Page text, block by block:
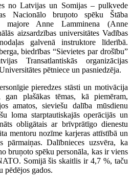
no Latvijas un Somijas – pulkvede
Nacionālo bruņoto spēku Štāba
majore Anne Lamminena (Anne
aizsardzības universitātes Vadības
galvenā instruktore līderībā.
biedrības “Sievietes par drošību”
Transatlantiskās organizācijas
pētniece un pasniedzēja.
pieredzes stāsti un motivācija
gan plašākas tēmas, kā piemēram,
amatos, sieviešu dalība mūsdienu
loma starptautiskajās operācijās un
obligātais ar brīvprātīgo dienestu
mentoru nozīme karjeras attīstībā un
pārmaiņas. Dalībnieces uzsvēra, ka
bruņoto spēku personāla, kas ir viens
Somijā šis skaitlis ir 4,7 %, taču
pēdējos gados.